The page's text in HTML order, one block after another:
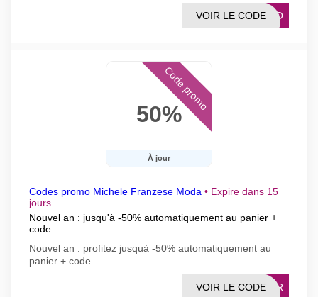
SEWO
VOIR LE CODE
50%
À jour
Code promo
Codes promo Michele Franzese Moda • Expire dans 15
jours
Nouvel an : jusqu'à -50% automatiquement au panier +
code
Nouvel an : profitez jusquà -50% automatiquement au
panier + code
YEAR
VOIR LE CODE